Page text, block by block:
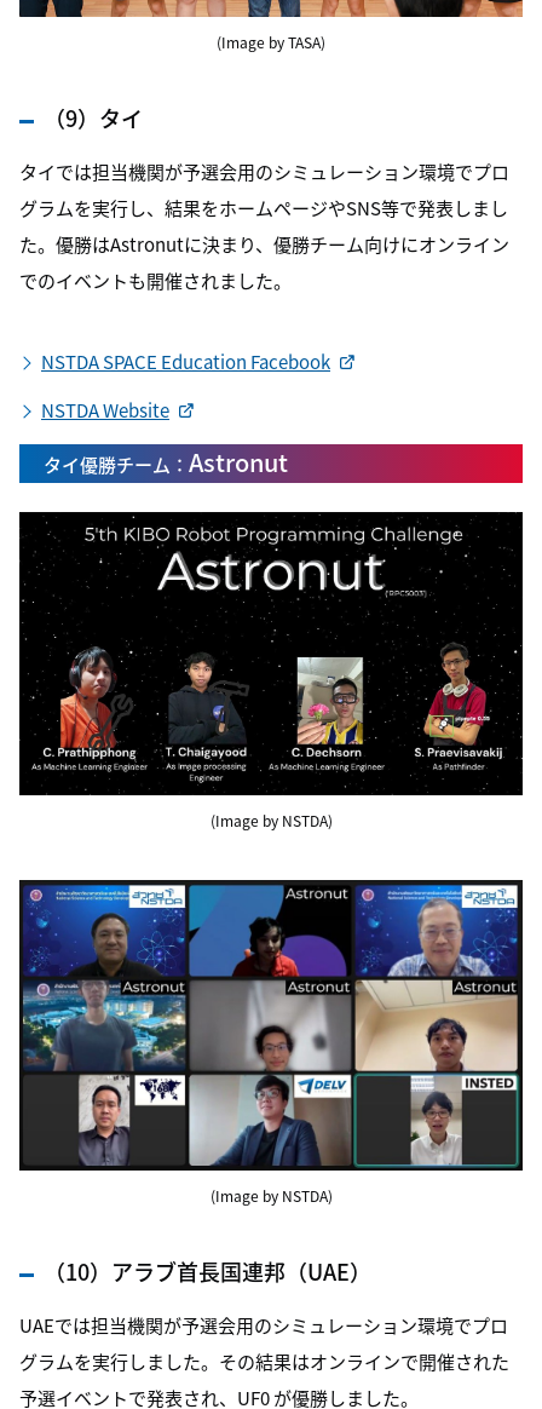
(Image by TASA)
（9）タイ
タイでは担当機関が予選会用のシミュレーション環境でプロ
グラムを実行し、結果をホームページやSNS等で発表しまし
た。優勝はAstronutに決まり、優勝チーム向けにオンライン
でのイベントも開催されました。
NSTDA SPACE Education Facebook
NSTDA Website
タイ優勝チーム： Astronut
(Image by NSTDA)
(Image by NSTDA)
（10）アラブ首長国連邦（UAE）
UAEでは担当機関が予選会用のシミュレーション環境でプロ
グラムを実行しました。その結果はオンラインで開催された
予選イベントで発表され、UF0 が優勝しました。